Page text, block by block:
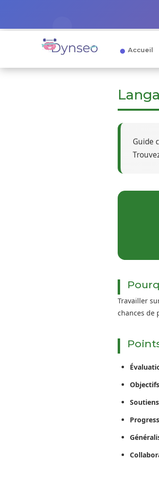
Accueil
Guide
Travailler
chances de
Objectifs